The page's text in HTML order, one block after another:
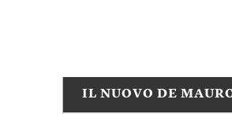
IL NUOVO DE